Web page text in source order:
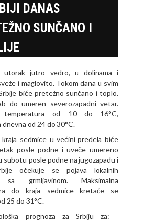
DANAS
SUNČANO I
jutro vedro, u dolinama i
i maglovito. Tokom dana u svim
biće pretežno sunčano i toplo.
do umeren severozapadni vetar.
temperatura od 10 do 16°C,
dnevna od 24 do 30°C.
sedmice u većini predela biće
posle podne i uveče umereno
subotu posle podne na jugozapadu i
očekuje se pojava lokalnih
sa grmljavinom. Maksimalna
do kraja sedmice kretaće se
25 do 31°C.
prognoza za Srbiju za: